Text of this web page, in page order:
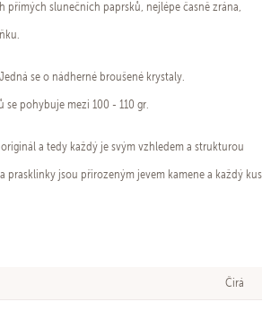
přímých slunečních paprsků, nejlépe časně zrána,
se o nádherné broušené krystaly.
pohybuje mezi 100 - 110 gr.
a tedy každý je svým vzhledem a strukturou
prasklinky jsou přirozeným jevem kamene a každý kus
Čirá